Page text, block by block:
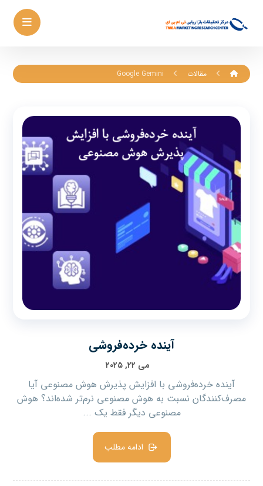
مقالات Google Gemini
آینده خرده‌فروشی
می ۲۲, ۲۰۲۵
آینده خرده‌فروشی با افزایش پذیرش هوش مصنوعی آیا
مصرف‌کنندگان نسبت به هوش مصنوعی نرم‌تر شده‌اند؟ هوش
مصنوعی دیگر فقط یک ...
ادامه مطلب